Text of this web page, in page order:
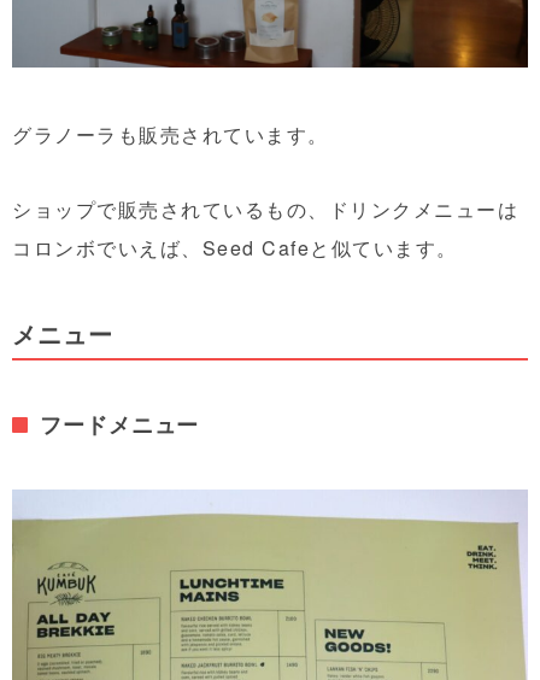
グラノーラも販売されています。
ショップで販売されているもの、ドリンクメニューは
コロンボでいえば、Seed Cafeと似ています。
メニュー
フードメニュー